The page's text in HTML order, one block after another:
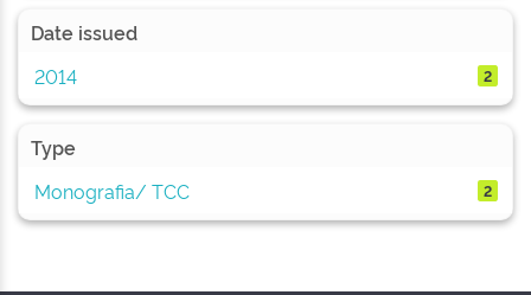
Date issued
2014
2
Type
Monografia/ TCC
2